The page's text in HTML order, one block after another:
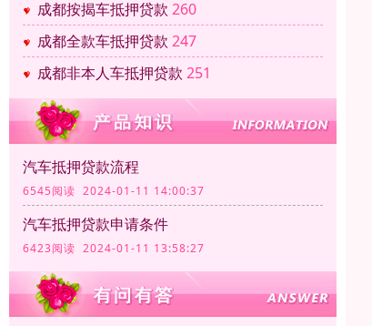
成都按揭车抵押贷款 260
成都全款车抵押贷款 247
成都非本人车抵押贷款 251
汽车抵押贷款流程
6545阅读 2024-01-11 14:00:37
汽车抵押贷款申请条件
6423阅读 2024-01-11 13:58:27